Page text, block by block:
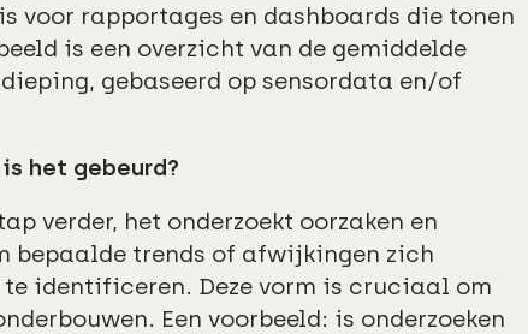
voor rapportages en dashboards die tonen
is een overzicht van de gemiddelde
gebaseerd op sensordata en/of
het gebeurd?
verder, het onderzoekt oorzaken en
bepaalde trends of afwijkingen zich
identificeren. Deze vorm is cruciaal om
Een voorbeeld: is onderzoeken